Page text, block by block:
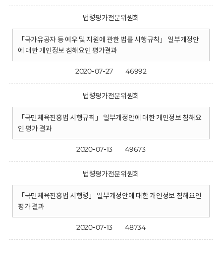
법령평가전문위원회
「국가유공자 등 예우 및 지원에 관한 법률 시행규칙」 일부개정안
에 대한 개인정보 침해요인 평가결과
2020-07-27 46992
법령평가전문위원회
「국민체육진흥법 시행규칙」 일부개정안에 대한 개인정보 침해요
인 평가 결과
2020-07-13 49673
법령평가전문위원회
「국민체육진흥법 시행령」 일부개정안에 대한 개인정보 침해요인
평가 결과
2020-07-13 48734